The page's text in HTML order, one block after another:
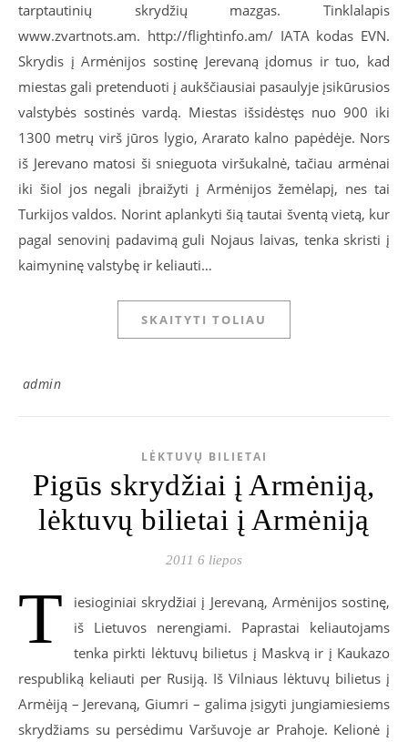
tarptautinių skrydžių mazgas. Tinklalapis
www.zvartnots.am. http://flightinfo.am/ IATA kodas EVN.
Skrydis į Armėnijos sostinę Jerevaną įdomus ir tuo, kad
miestas gali pretenduoti į aukščiausiai pasaulyje įsikūrusios
valstybės sostinės vardą. Miestas išsidėstęs nuo 900 iki
1300 metrų virš jūros lygio, Ararato kalno papėdėje. Nors
iš Jerevano matosi ši snieguota viršukalnė, tačiau armėnai
iki šiol jos negali įbraižyti į Armėnijos žemėlapį, nes tai
Turkijos valdos. Norint aplankyti šią tautai šventą vietą, kur
pagal senovinį padavimą guli Nojaus laivas, tenka skristi į
kaimyninę valstybę ir keliauti…
SKAITYTI TOLIAU
admin
LĖKTUVŲ BILIETAI
Pigūs skrydžiai į Armėniją,
lėktuvų bilietai į Armėniją
2011 6 liepos
T
iesioginiai skrydžiai į Jerevaną, Armėnijos sostinę,
iš Lietuvos nerengiami. Paprastai keliautojams
tenka pirkti lėktuvų bilietus į Maskvą ir į Kaukazo
respubliką keliauti per Rusiją. Iš Vilniaus lėktuvų bilietus į
Armėiją – Jerevaną, Giumri – galima įsigyti jungiamiesiems
skrydžiams su persėdimu Varšuvoje ar Prahoje. Kelionė į